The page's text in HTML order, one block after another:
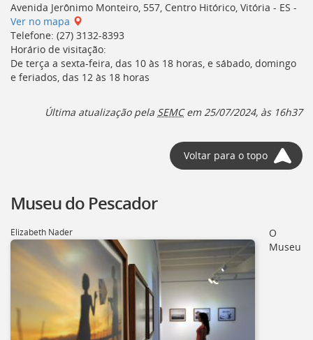
Avenida Jerônimo Monteiro, 557, Centro Hitórico, Vitória - ES -
Ver no mapa
Telefone: (27) 3132-8393
Horário de visitação:
De terça a sexta-feira, das 10 às 18 horas, e sábado, domingo
e feriados, das 12 às 18 horas
Última atualização pela SEMCem 25/07/2024, às 16h37
Voltar para o topo
Museu do Pescador
Elizabeth Nader
O
Museu